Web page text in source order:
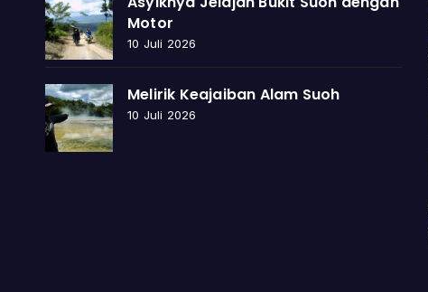
Motor
10 Juli 2026
Melirik Keajaiban Alam Suoh
10 Juli 2026